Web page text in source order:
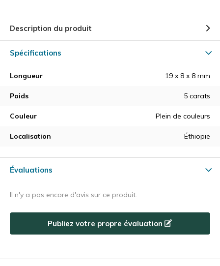
Description du produit
Spécifications
Longueur 19 x 8 x 8 mm
Poids 5 carats
Couleur Plein de couleurs
Localisation Éthiopie
Évaluations
Il n'y a pas encore d'avis sur ce produit.
Publiez votre propre évaluation